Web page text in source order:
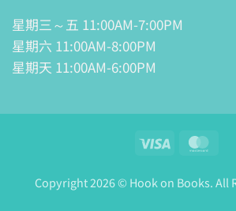
星期三～五 11:00AM-7:00PM
星期六 11:00AM-8:00PM
星期天 11:00AM-6:00PM
Visa
Copyright 2026 © Hook on Books. All